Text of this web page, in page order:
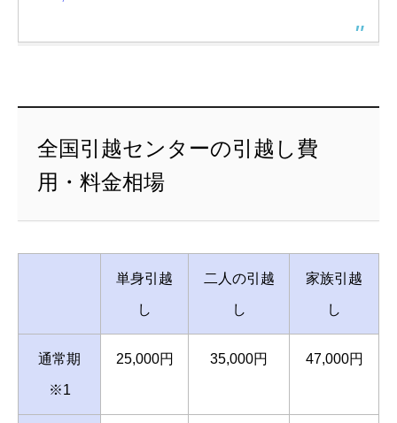
全国引越センターの引越し費
用・料金相場
単身引越
し
二人の引越
し
家族引越
し
通常期
※1
25,000円 35,000円 47,000円